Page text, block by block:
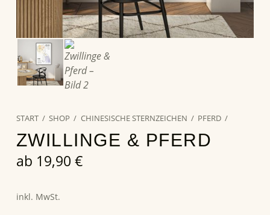
START / SHOP / CHINESISCHE STERNZEICHEN / PFERD /
ZWILLINGE & PFERD
ab 19,90 €
inkl. MwSt.